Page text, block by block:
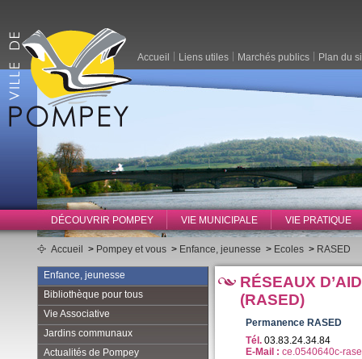
DÉCOUVRIR POMPEY VIE MUNICIPALE VIE PRATIQUE
Accueil Liens utiles Marchés publics Plan du
Accueil > Pompey et vous > Enfance, jeunesse > Ecoles > RASED
Enfance, jeunesse
Bibliothèque pour tous
Vie Associative
Jardins communaux
Actualités de Pompey
RÉSEAUX
(RASED)
Permanence RASED
Tél. 03.83.24.34.84
E-Mail : ce.0540640c-